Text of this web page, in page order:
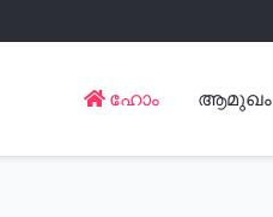
ഹോം ആമുഖം